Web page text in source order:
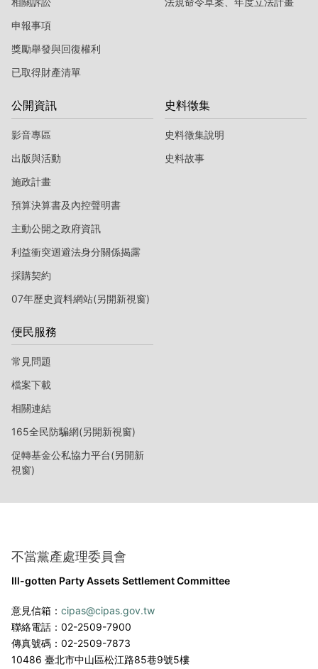
申報事項
獎勵舉發與回復權利
已取得財產清單
公開資訊
影音專區
出版與活動
施政計畫
預算決算書及內控聲明書
主動公開之政府資訊
利益衝突迴避法身分關係揭露
採購契約
07年歷史資料網站(另開新視窗)
史料徵集
史料徵集說明
史料故事
便民服務
常見問題
檔案下載
相關連結
165全民防騙網(另開新視窗)
促轉基金公私協力平台(另開新
視窗)
不當黨產處理委員會
Ill-gotten Party Assets Settlement Committee
意見信箱： cipas@cipas.gov.tw
聯絡電話：02-2509-7900
傳真號碼：02-2509-7873
10486 臺北市中山區松江路85巷9號5樓